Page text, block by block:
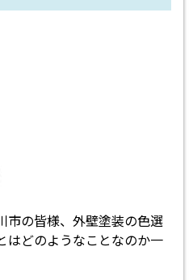
市の皆様、外壁塗装の色選
はどのようなことなのか一